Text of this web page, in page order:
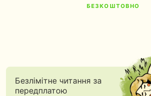
БЕЗКОШТОВНО
Безлімітне читання за
передплатою